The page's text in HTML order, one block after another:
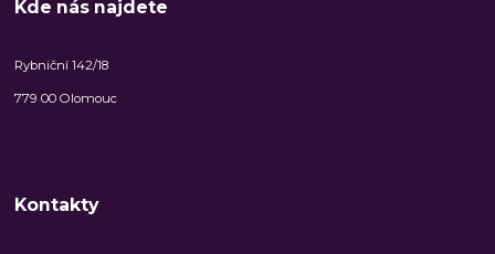
Kde nás najdete
Rybniční 142/18
779 00 Olomouc
Kontakty